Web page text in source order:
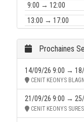
9:00 → 12:00
13:00 → 17:00
9:00 → 12:00
13:00 → 17:00
29/10/26 :
13:00 → 17:00
30/10/26 :
Prochaines
14/09/26 9:00 →
CENIT KEONYS
21/09/26 9:00 →
CENIT KEONYS